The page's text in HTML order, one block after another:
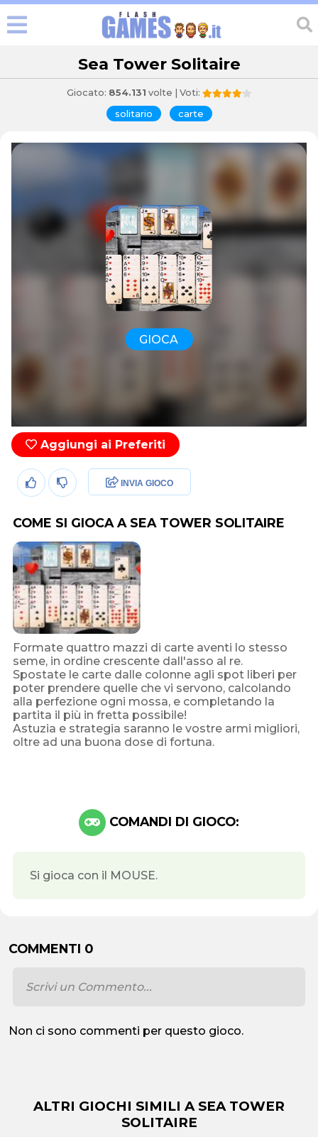
Sea Tower Solitaire
Giocato: 854.131 volte | Voti:
solitario carte
GIOCA
Aggiungi ai Preferiti
INVIA GIOCO
COME SI GIOCA A SEA TOWER SOLITAIRE
Formate quattro mazzi di carte aventi lo stesso
seme, in ordine crescente dall'asso al re.
Spostate le carte dalle colonne agli spot liberi per
poter prendere quelle che vi servono, calcolando
alla perfezione ogni mossa, e completando la
partita il più in fretta possibile!
Astuzia e strategia saranno le vostre armi migliori,
oltre ad una buona dose di fortuna.
COMANDI DI GIOCO:
Si gioca con il MOUSE.
COMMENTI 0
Non ci sono commenti per questo gioco.
ALTRI GIOCHI SIMILI A SEA TOWER
SOLITAIRE